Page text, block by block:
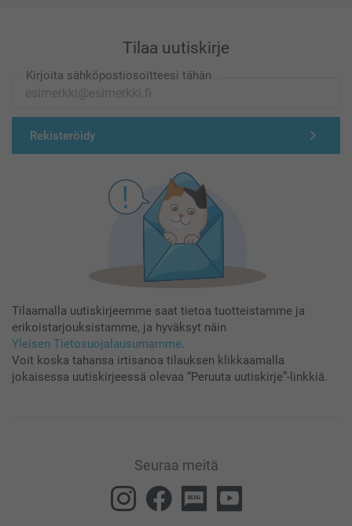
Tilaa uutiskirje
Kirjoita sähköpostiosoitteesi tähän
Rekisteröidy
Tilaamalla uutiskirjeemme saat tietoa tuotteistamme ja
erikoistarjouksistamme, ja hyväksyt näin
Yleisen Tietosuojalausumamme.
Voit koska tahansa irtisanoa tilauksen klikkaamalla
jokaisessa uutiskirjeessä olevaa “Peruuta uutiskirje”-linkkiä.
Seuraa meitä